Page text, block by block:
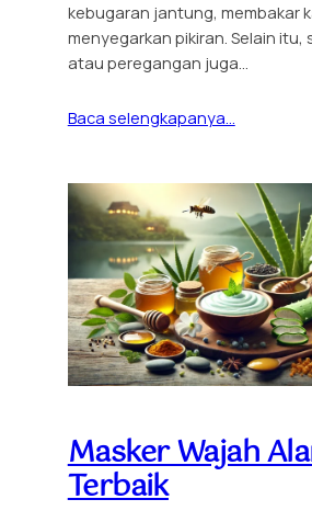
kebugaran jantung, membakar
menyegarkan pikiran. Selain itu,
atau peregangan juga…
Baca selengkapanya…
Masker Wajah
Terbaik